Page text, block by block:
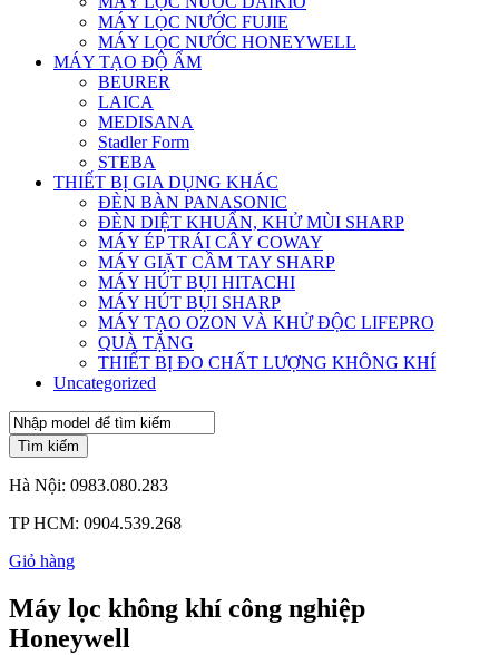
MÁY LỌC NƯỚC FUJIE
MÁY LỌC NƯỚC HONEYWELL
MÁY TẠO ĐỘ ẨM
BEURER
LAICA
MEDISANA
Stadler Form
STEBA
THIẾT BỊ GIA DỤNG KHÁC
ĐÈN BÀN PANASONIC
ĐÈN DIỆT KHUẨN, KHỬ MÙI SHARP
MÁY ÉP TRÁI CÂY COWAY
MÁY GIẶT CẦM TAY SHARP
MÁY HÚT BỤI HITACHI
MÁY HÚT BỤI SHARP
MÁY TẠO OZON VÀ KHỬ ĐỘC LIFEPRO
QUÀ TẶNG
THIẾT BỊ ĐO CHẤT LƯỢNG KHÔNG KHÍ
Uncategorized
Tìm kiếm
Hà Nội: 0983.080.283
TP HCM: 0904.539.268
Giỏ hàng
Máy lọc không khí công nghiệp
Honeywell